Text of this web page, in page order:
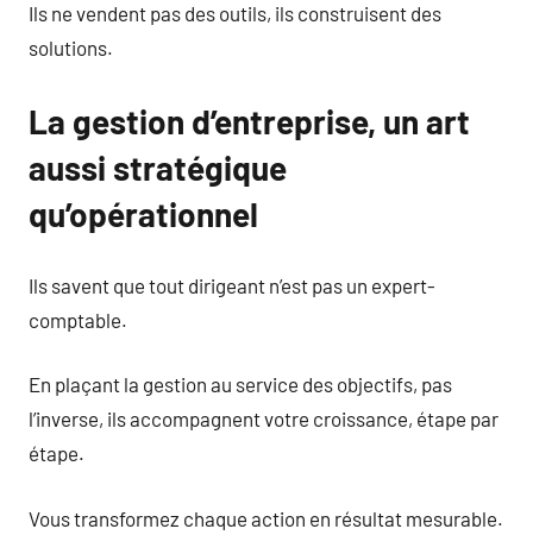
Ils ne vendent pas des outils, ils construisent des
solutions.
La gestion d’entreprise, un art
aussi stratégique
qu’opérationnel
Ils savent que tout dirigeant n’est pas un expert-
comptable.
En plaçant la gestion au service des objectifs, pas
l’inverse, ils accompagnent votre croissance, étape par
étape.
Vous transformez chaque action en résultat mesurable.